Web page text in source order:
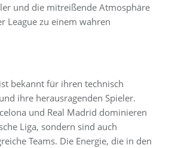
und die mitreißende Atmosphäre
League zu einem wahren
bekannt für ihren technisch
ihre herausragenden Spieler.
und Real Madrid dominieren
Liga, sondern sind auch
Teams. Die Energie, die in den